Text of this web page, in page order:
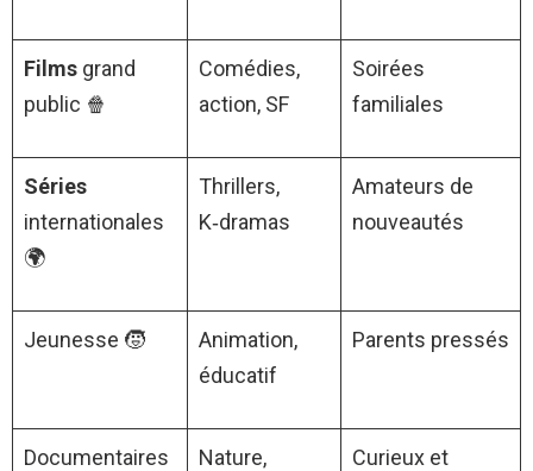
Films grand
public 🍿
Comédies,
action, SF
Soirées
familiales
Séries
internationales
🌍
Thrillers,
K‑dramas
Amateurs de
nouveautés
Jeunesse 🧒
Animation,
éducatif
Parents pressés
Documentaires
Nature,
Curieux et